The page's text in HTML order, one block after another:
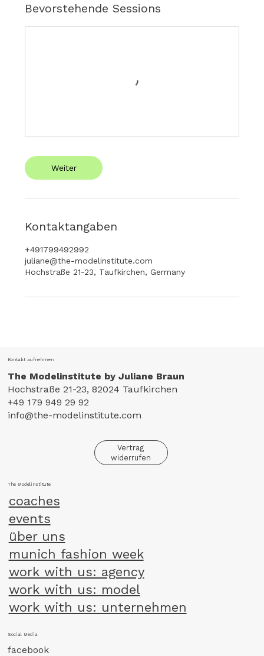
Bevorstehende Sessions
Weiter
Kontaktangaben
+491799492992
juliane@the-modelinstitute.com
Hochstraße 21-23, Taufkirchen, Germany
Kontakt aufnehmen
The Modelinstitute by Juliane Braun
Hochstraße 21-23, 82024 Taufkirchen
+49 179 949 29 92
info@the-modelinstitute.com
Vertrag
widerrufen
The Modelinstitute
coaches
events
über uns
munich fashion week
work with us: agency
work with us: model
work with us: unternehmen
Social Media
facebook